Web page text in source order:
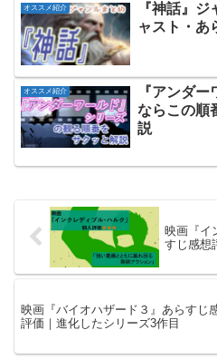
オススメ紹介
『神話』
ャスト・あ
オススメ紹介
『アンダ
ならこの順
説
映画『イ
すじ感想
映画『バイオハザード３』あらすじ
評価｜進化したシリーズ3作目